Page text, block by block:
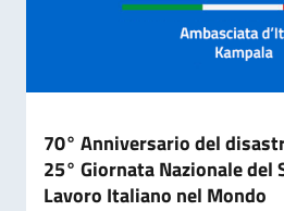
70° Anniversario del
25° Giornata Nazionale del
Lavoro Italiano nel Mondo